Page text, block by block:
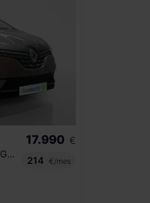
ZEN TCE 103 KW (140CV) GPF MY2021
17.990 €
214
€/mes